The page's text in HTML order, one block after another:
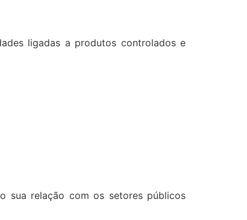
ligadas a produtos controlados e
sua relação com os setores públicos